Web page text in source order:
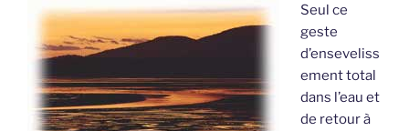
Seul ce
geste
d’enseveliss
ement total
dans l’eau et
de retour à